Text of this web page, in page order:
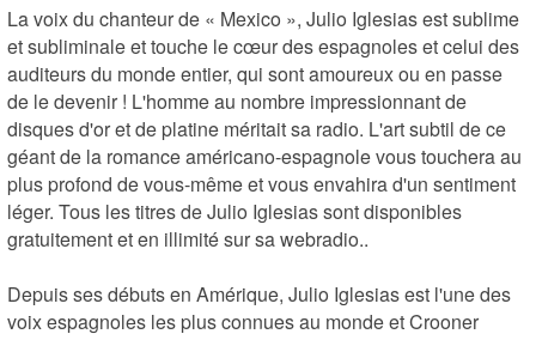
La voix du chanteur de « Mexico », Julio Iglesias est sublime
et subliminale et touche le cœur des espagnoles et celui des
auditeurs du monde entier, qui sont amoureux ou en passe
de le devenir ! L'homme au nombre impressionnant de
disques d'or et de platine méritait sa radio. L'art subtil de ce
géant de la romance américano-espagnole vous touchera au
plus profond de vous-même et vous envahira d'un sentiment
léger. Tous les titres de Julio Iglesias sont disponibles
gratuitement et en illimité sur sa webradio..
Depuis ses débuts en Amérique, Julio Iglesias est l'une des
voix espagnoles les plus connues au monde et Crooner